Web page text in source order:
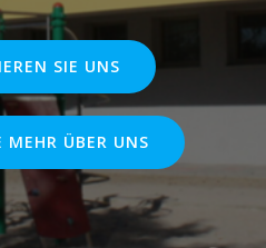
SIE UNS
MEHR ÜBER UNS